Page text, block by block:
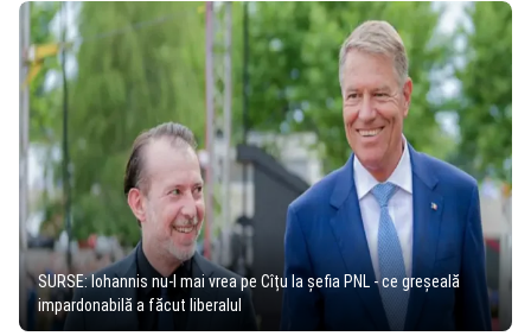
SURSE: Iohannis nu-l mai vrea pe Cîțu la șefia PNL - ce greșeală
impardonabilă a făcut liberalul